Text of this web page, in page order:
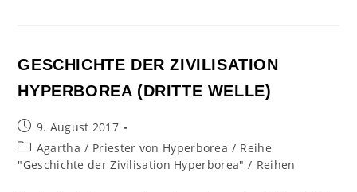
GESCHICHTE DER ZIVILISATION
HYPERBOREA (DRITTE WELLE)
Beitrag
veröffentlicht:
9. August 2017
Beitrags-
Kategorie:
Agartha / Priester von Hyperborea / Reihe
"Geschichte der Zivilisation Hyperborea" / Reihen